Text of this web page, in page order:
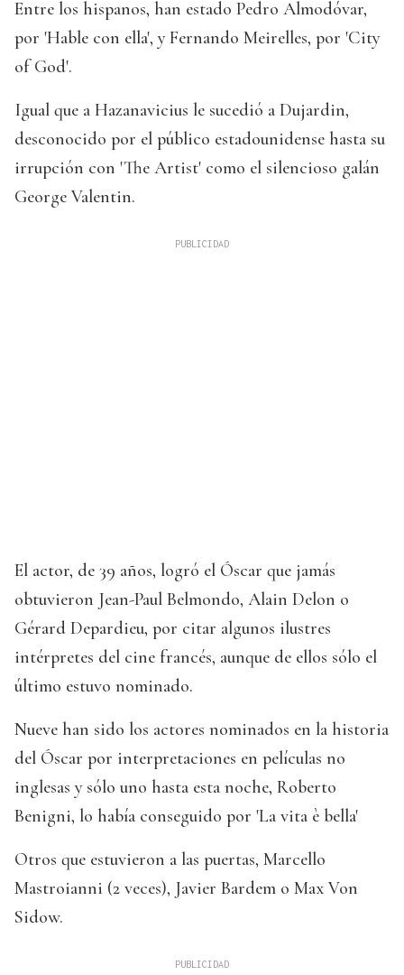
Entre los hispanos, han estado Pedro Almodóvar,
por 'Hable con ella', y Fernando Meirelles, por 'City
of God'.
Igual que a Hazanavicius le sucedió a Dujardin,
desconocido por el público estadounidense hasta su
irrupción con 'The Artist' como el silencioso galán
George Valentin.
El actor, de 39 años, logró el Óscar que jamás
obtuvieron Jean-Paul Belmondo, Alain Delon o
Gérard Depardieu, por citar algunos ilustres
intérpretes del cine francés, aunque de ellos sólo el
último estuvo nominado.
Nueve han sido los actores nominados en la historia
del Óscar por interpretaciones en películas no
inglesas y sólo uno hasta esta noche, Roberto
Benigni, lo había conseguido por 'La vita è bella'
Otros que estuvieron a las puertas, Marcello
Mastroianni (2 veces), Javier Bardem o Max Von
Sidow.